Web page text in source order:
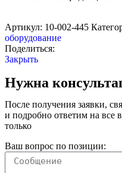
Артикул: 10-002-445
оборудование
Поделиться:
Закрыть
Нужна
После получения заявки,
и подробно ответим на все
только
Ваш вопрос по позиции: